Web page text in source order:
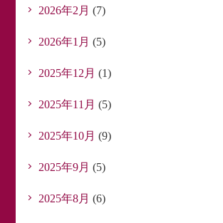
2026年2月 (7)
2026年1月 (5)
2025年12月 (1)
2025年11月 (5)
2025年10月 (9)
2025年9月 (5)
2025年8月 (6)